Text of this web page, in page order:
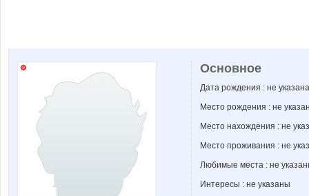
Основное
Дата рождения : не указана
Место рождения : не
Место нахождения : не
Место проживания : не
Любимые места : не
Интересы : не указаны